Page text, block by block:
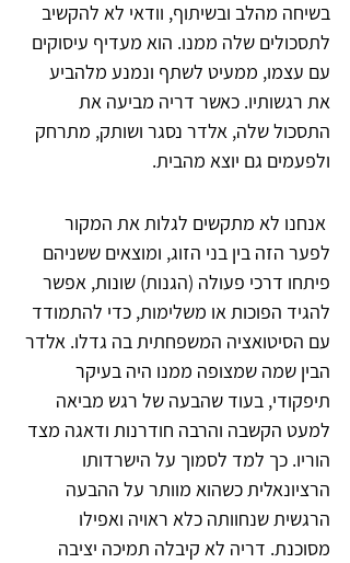
בשיחה מהלב ובשיתוף, וודאי לא להקשיב
לתסכולים שלה ממנו. הוא מעדיף עיסוקים
עם עצמו, ממעיט לשתף ונמנע מלהביע
את רגשותיו. כאשר דריה מביעה את
התסכול שלה, אלדר נסגר ושותק, מתרחק
ולפעמים גם יוצא מהבית.
אנחנו לא מתקשים לגלות את המקור
לפער הזה בין בני הזוג, ומוצאים ששניהם
פיתחו דרכי פעולה (הגנות) שונות, אפשר
להגיד הפוכות או משלימות, כדי להתמודד
עם הסיטואציה המשפחתית בה גדלו. אלדר
הבין שמה שמצופה ממנו היה בעיקר
תיפקודי, בעוד שהבעה של רגש מביאה
למעט הקשבה והרבה חודרנות ודאגה מצד
הוריו. כך למד לסמוך על הישרדותו
הרציונאלית כשהוא מוותר על ההבעה
הרגשית שנחוותה כלא ראויה ואפילו
מסוכנת. דריה לא קיבלה תמיכה יציבה